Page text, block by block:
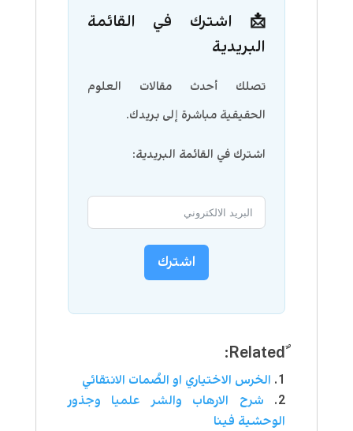
📩 اشترك في القائمة
البريدية
تصلك أحدث مقالات العلوم
الحقيقية مباشرة إلى بريدك.
اشترك في القائمة البريدية:
اشترك
ٌRelated:
الخرس الاختياري او الصُمات الانتقائي
شرح الارهاب والشر علميا وجذور
الوحشية فينا